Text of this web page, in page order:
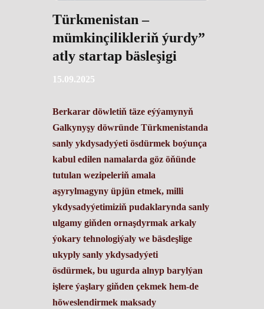
Türkmenistan –
mümkinçilikleriň ýurdy”
atly startap bäsleşigi
15.09.2025
Berkarar döwletiň täze eýýamynyň
Galkynyşy döwründe Türkmenistanda
sanly ykdysadyýeti ösdürmek boýunça
kabul edilen namalarda göz öňünde
tutulan wezipeleriň amala
aşyrylmagyny üpjün etmek, milli
ykdysadyýetimiziň pudaklarynda sanly
ulgamy giňden ornaşdyrmak arkaly
ýokary tehnologiýaly we bäsdeşlige
ukyply sanly ykdysadyýeti
ösdürmek, bu ugurda alnyp barylýan
işlere ýaşlary giňden çekmek hem-de
höweslendirmek maksady